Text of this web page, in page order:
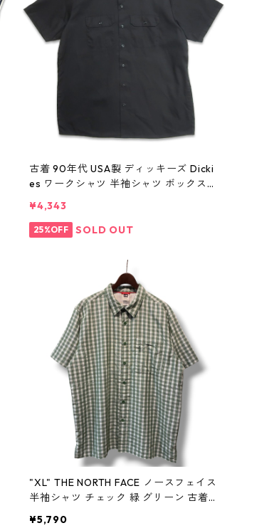
古着 90年代 USA製 ディッキーズ Dicki
es ワークシャツ 半袖シャツ ボックス
04
¥4,343
25%OFF SOLD OUT
"XL" THE NORTH FACE ノースフェイス
半袖シャツ チェック 緑 グリーン 古着
¥5,790